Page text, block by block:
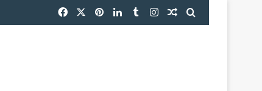
Facebook PinterestLinkedInTumblrInstagramRastgele Makale